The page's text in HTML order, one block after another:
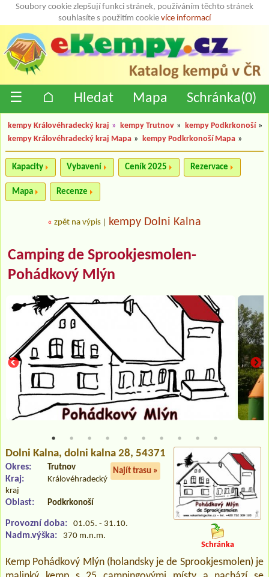
Soubory cookie zlepšují funkci stránek, používáním těchto stránek
souhlasíte s použitím cookie více informací
☰ ⌂ Hledat Mapa Schránka(0)
kempy Královéhradecký kraj » kempy Trutnov » kempy Podkrkonoší »
kempy Královéhradecký kraj Mapa » kempy Podkrkonoší Mapa »
Kapacity Vybavení Ceník 2025 Rezervace
Mapa Recenze
« zpět na výpis kempy Dolni Kalna
Camping de Sprookjesmolen-
Pohádkový Mlýn
Dolni Kalna, dolni kalna 28, 54371
Najít trasu »
Okres: Trutnov
Kraj:
Královéhradecký
kraj
Oblast: Podkrkonoší
Provozní doba: 01.05. - 31.10.
Nadm.výška:
370 m.n.m.
Schránka
Kemp Pohádkový Mlýn (holandsky je de Sprookjesmolen) je